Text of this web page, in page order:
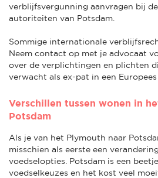
verblijfsvergunning aanvragen bij
autoriteiten van Potsdam.
Sommige internationale
Neem contact op met je advocaat
over de verplichtingen en plichten
verwacht als ex-pat in een Europees
Verschillen tussen wonen in
Potsdam
Als je van het Plymouth naar
misschien als eerste een
voedselopties. Potsdam is een
voedselkeuzes en het kost veel